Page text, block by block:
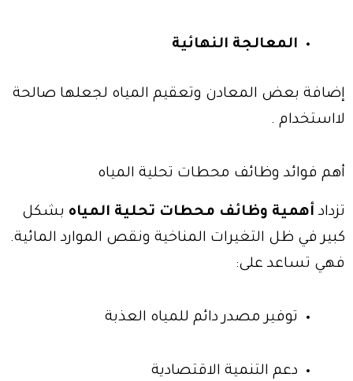
المعالجة النهائية
إضافة بعض المعادن وتعقيم المياه لجعلها صالحة
لااستخدام .
أهم فوائد وظائف محطات تحلية المياه
تزداد أهمية وظائف محطات تحلية المياه بشكل
كبير في ظل التغيرات المناخية ونقص الموارد المائية.
فهي تساعد على:
توفير مصدر دائم للمياه العذبة
دعم التنمية الاقتصادية